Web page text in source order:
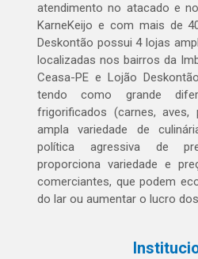
atendimento no atacado e
KarneKeijo e com mais de
Deskontão possui 4 lojas
localizadas nos bairros da
Ceasa-PE e Lojão
tendo como grande
frigorificados (carnes,
ampla variedade de
política agressiva de
proporciona variedade e
comerciantes, que podem
do lar ou aumentar o lucro